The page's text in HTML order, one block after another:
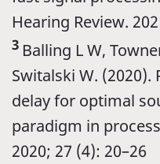
Hearing Review.
3 Balling L W,
Switalski W. (2020).
delay for optimal
paradigm in
2020; 27 (4): 20–26